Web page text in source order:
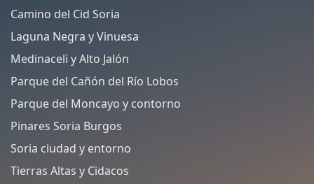
Camino del Cid Soria
Laguna Negra y Vinuesa
Medinaceli y Alto Jalón
Parque del Cañón del Río Lobos
Parque del Moncayo y contorno
Pinares Soria Burgos
Soria ciudad y entorno
Tierras Altas y Cidacos